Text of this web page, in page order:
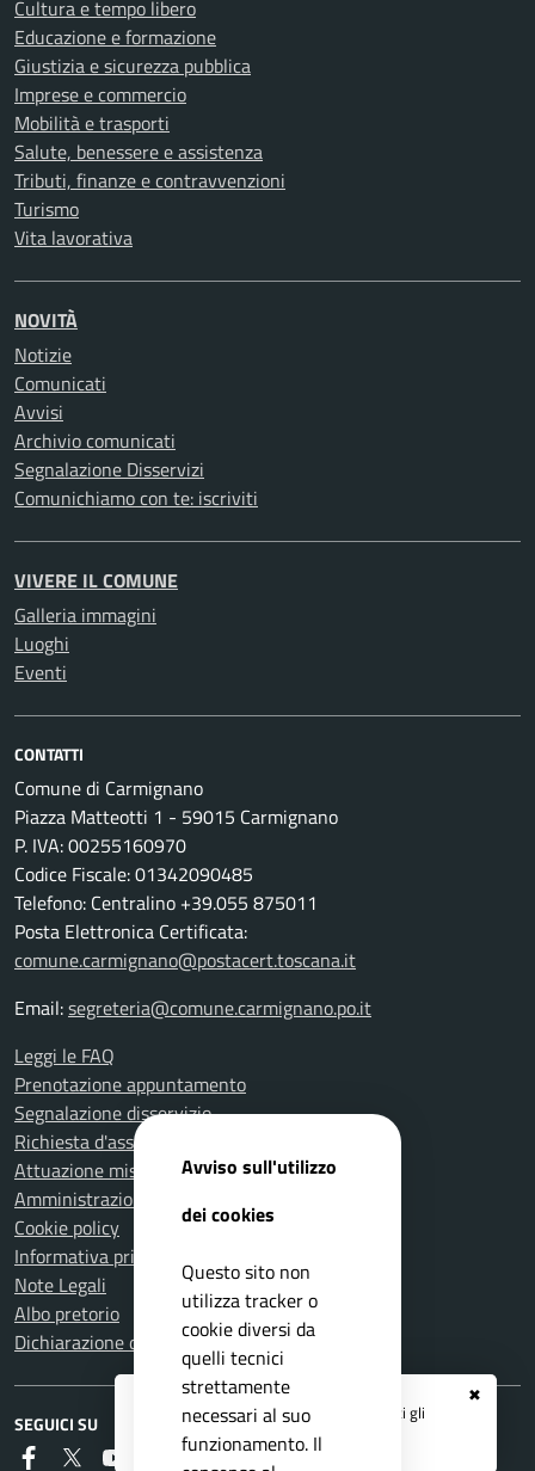
✖
Registrati ai serviziAPP IO
e ricevi tutti gli
aggiornamenti dall'Ente
Cultura e tempo libero
Educazione e formazione
Giustizia e sicurezza pubblica
Imprese e commercio
Mobilità e trasporti
Salute, benessere e assistenza
Tributi, finanze e contravvenzioni
Turismo
Vita lavorativa
NOVITÀ
Notizie
Comunicati
Avvisi
Archivio comunicati
Segnalazione Disservizi
Comunichiamo con te: iscriviti
VIVERE IL COMUNE
Galleria immagini
Luoghi
Eventi
CONTATTI
Comune di Carmignano
Piazza Matteotti 1 - 59015 Carmignano
P. IVA: 00255160970
Codice Fiscale: 01342090485
Telefono: Centralino +39.055 875011
Posta Elettronica Certificata:
comune.carmignano@postacert.toscana.it
Email:segreteria@comune.carmignano.po.it
Leggi le FAQ
Prenotazione appuntamento
Segnalazione disservizio
Richiesta d'assistenza
Attuazione misure PNRR
Amministrazione trasparente
Cookie policy
Informativa privacy
Note Legali
Albo pretorio
Dichiarazione di accessibilità
SEGUICI SU
FaceboookTwitter YoutubeRSS
Avviso sull'utilizzo
dei cookies
Questo sito non
utilizza tracker o
cookie diversi da
quelli tecnici
strettamente
necessari al suo
funzionamento. Il